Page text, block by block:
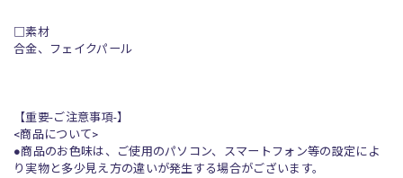
□素材
合金、フェイクパール
【重要-ご注意事項-】
<商品について>
●商品のお色味は、ご使用のパソコン、スマートフォン等の設定によ
り実物と多少見え方の違いが発生する場合がございます。